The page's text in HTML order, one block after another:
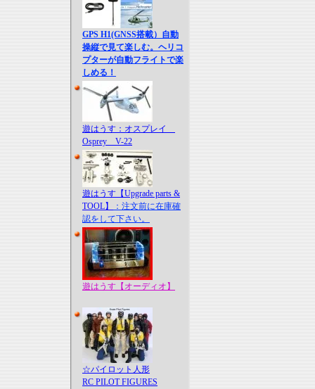
GPS H1(GNSS搭載）自動
操縦で見て楽しむ。ヘリコ
プターが自動フライトで楽
しめる！
遊はうす：オスプレイ
Osprey V-22
遊はうす【Upgrade parts &
TOOL】
：注文前に在庫確
認をして下さい。
遊はうす【オーディオ】
☆パイロット人形
RC PILOT FIGURES